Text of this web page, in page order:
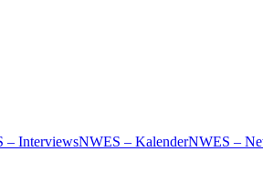
– InterviewsNWES – KalenderNWES –